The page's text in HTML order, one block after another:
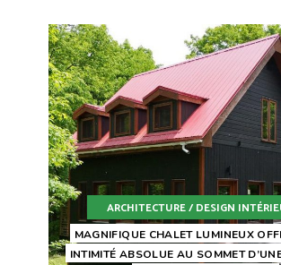
ARCHITECTURE / DESIGN
MAGNIFIQUE CHALET LUMINEUX
INTIMITÉ ABSOLUE AU SOMMET